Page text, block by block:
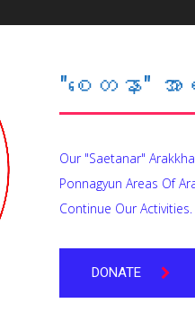
"စေတနာ" အ
Our "Saetanar"
Ponnagyun Areas Of
Continue Our Activities.
DONATE